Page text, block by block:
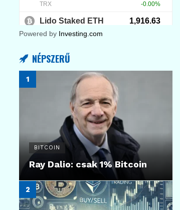
Powered by Investing.com
NÉPSZERŰ
BITCOIN
Ray Dalio: csak 1% Bitcoin